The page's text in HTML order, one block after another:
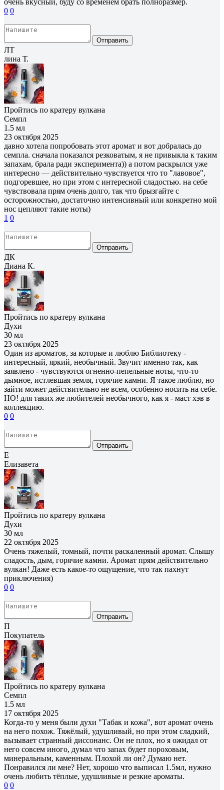
0 0
Отправить
ЛТ
лина Т.
Пройтись по кратеру вулкана
Семпл
1.5 мл
23 октября 2025
давно хотела попробовать этот аромат и вот добралась до
семпла. сначала показался резковатым, я не привыкла к таким
запахам, брала ради эксперимента)) а потом раскрылся уже
интересно — действительно чувствуется что то "лавовое",
подгоревшее, но при этом с интересной сладостью. на себе
чувствовала прям очень долго, так что брызгайте с
осторожностью, достаточно интенсивный или конкретно мой
нос цепляют такие ноты)
1 0
Отправить
ДК
Диана К.
Пройтись по кратеру вулкана
Духи
30 мл
23 октября 2025
Один из ароматов, за которые и люблю Библиотеку -
интересный, яркий, необычный. Звучит именно так, как
заявлено - чувствуются огненно-пепельные ноты, что-то
дымное, истлевшая земля, горячие камни. Я такое люблю, но
зайти может действительно не всем, особенно носить на себе.
НО! для таких же любителей необычного, как я - маст хэв в
коллекцию.
0 0
Отправить
Е
Елизавета
Пройтись по кратеру вулкана
Духи
30 мл
22 октября 2025
Очень тяжелый, томный, почти раскаленный аромат. Слышу
сладость, дым, горячие камни. Аромат прям действительно
вулкан! Даже есть какое-то ощущение, что так пахнут
приключения)
0 0
Отправить
П
Покупатель
Пройтись по кратеру вулкана
Семпл
1.5 мл
17 октября 2025
Когда-то у меня были духи "Табак и кожа", вот аромат очень
на него похож. Тяжёлый, удушливый, но при этом сладкий,
вызывает странный диссонанс. Он не плох, но я ожидал от
него совсем иного, думал что запах будет пороховым,
минеральным, каменным. Плохой ли он? Думаю нет.
Понравился ли мне? Нет, хорошо что выписал 1.5мл, нужно
очень любить тёплые, удушливые и резкие ароматы.
0 0